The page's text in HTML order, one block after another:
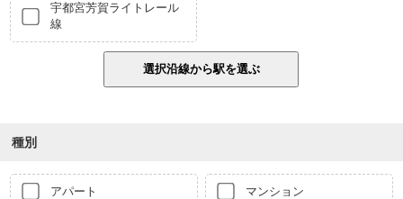
宇都宮芳賀ライトレール
線
種別
アパート マンション